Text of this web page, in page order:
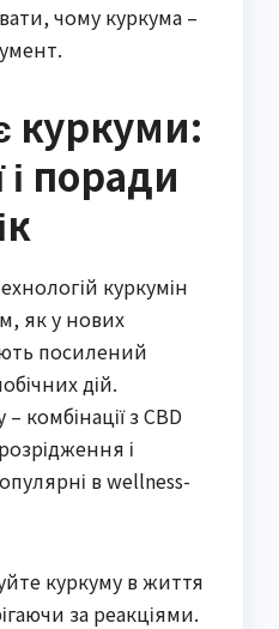
чому куркума –
куркуми:
і поради
куркумін
як у нових
посилений
дій.
комбінації з CBD
і
в wellness-
куркуму в життя
за реакціями.